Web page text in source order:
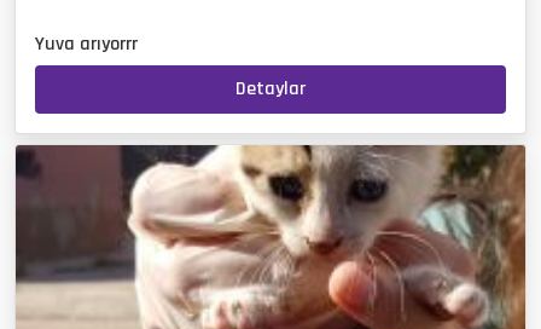
Yuva arıyorrr
Detaylar